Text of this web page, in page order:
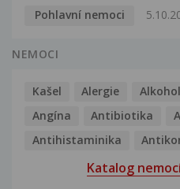
Pohlavní nemoci
NEMOCI
Kašel Alergie
Angína
Antibiotika
Antihistaminika
Katalog